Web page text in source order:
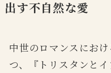
出す不自然な愛
中世のロマンスにお
つ、『トリスタンと